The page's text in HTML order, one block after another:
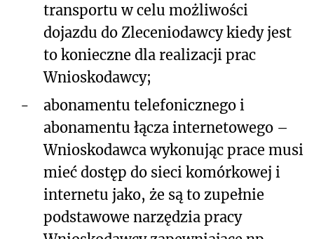
transportu w celu możliwości
dojazdu do Zleceniodawcy kiedy jest
to konieczne dla realizacji prac
Wnioskodawcy;
-
abonamentu telefonicznego i
abonamentu łącza internetowego –
Wnioskodawca wykonując prace musi
mieć dostęp do sieci komórkowej i
internetu jako, że są to zupełnie
podstawowe narzędzia pracy